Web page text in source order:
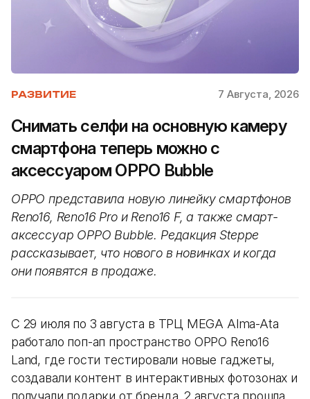
РАЗВИТИЕ 7 Августа, 2026
Снимать селфи на основную камеру
смартфона теперь можно с
аксессуаром OPPO Bubble
OPPO представила новую линейку смартфонов
Reno16, Reno16 Pro и Reno16 F, а также смарт-
аксессуар OPPO Bubble. Редакция Steppe
рассказывает, что нового в новинках и когда
они появятся в продаже.
С 29 июля по 3 августа в ТРЦ MEGA Alma-Ata
работало поп-ап пространство OPPO Reno16
Land, где гости тестировали новые гаджеты,
создавали контент в интерактивных фотозонах и